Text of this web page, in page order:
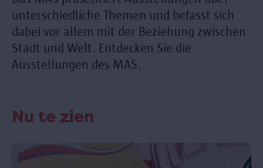
unterschiedliche Themen und befasst sich
dabei vor allem mit der Beziehung zwischen
Stadt und Welt. Entdecken Sie die
Ausstellungen des MAS.
Nu te zien